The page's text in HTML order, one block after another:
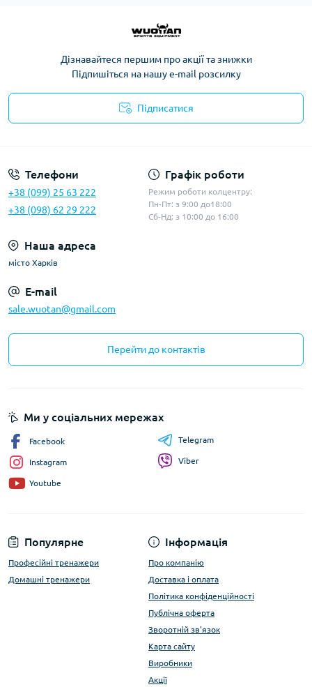
Дізнавайтеся першим про акції та знижки
Підпишіться на нашу e-mail розсилку
Підписатися
Телефони
+38 (099) 25 63 222
+38 (098) 62 29 222
Графік роботи
Режим роботи колцентру:
Пн-Пт: з 9:00 до18:00
Сб-Нд: з 10:00 до 16:00
Наша адреса
місто Харків
E-mail
sale.wuotan@gmail.com
Перейти до контактів
Популярне
Професійні тренажери
Домашні тренажери
Інформація
Про компанію
Доставка і оплата
Політика конфіденційності
Публічна оферта
Зворотній зв'язок
Карта сайту
Виробники
Акції
Ми у соціальних мережах
Facebook
Instagram
Youtube
Telegram
Viber